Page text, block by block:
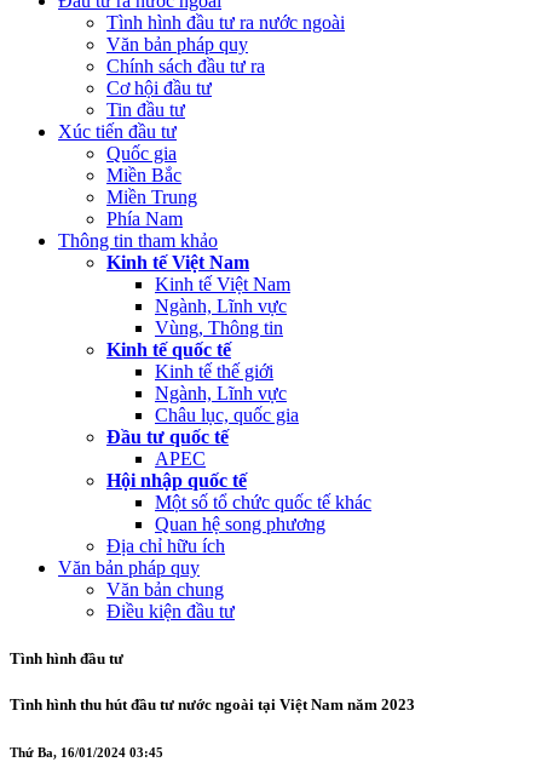
Tình hình đầu tư ra nước ngoài
Văn bản pháp quy
Chính sách đầu tư ra
Cơ hội đầu tư
Tin đầu tư
Xúc tiến đầu tư
Quốc gia
Miền Bắc
Miền Trung
Phía Nam
Thông tin tham khảo
Kinh tế Việt Nam
Kinh tế Việt Nam
Ngành, Lĩnh vực
Vùng, Thông tin
Kinh tế quốc tế
Kinh tế thế giới
Ngành, Lĩnh vực
Châu lục, quốc gia
Đầu tư quốc tế
APEC
Hội nhập quốc tế
Một số tổ chức quốc tế khác
Quan hệ song phương
Địa chỉ hữu ích
Văn bản pháp quy
Văn bản chung
Điều kiện đầu tư
Tình hình đầu tư
Tình hình thu hút đầu tư nước ngoài tại Việt Nam năm 2023
Thứ Ba, 16/01/2024 03:45